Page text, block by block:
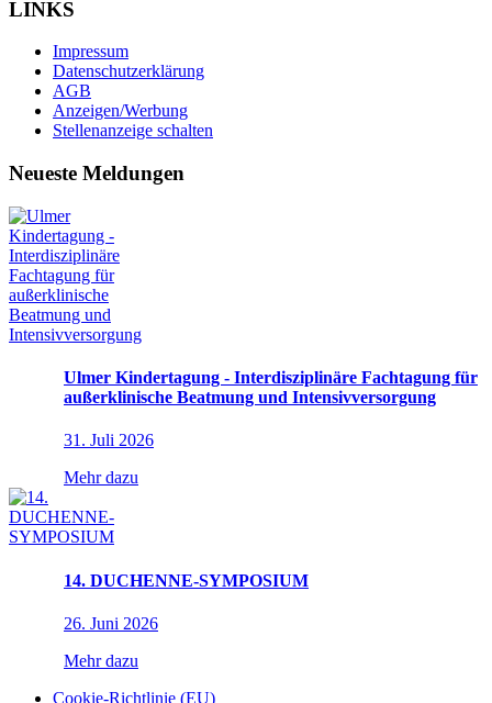
LINKS
Impressum
Datenschutzerklärung
AGB
Anzeigen/Werbung
Stellenanzeige schalten
Neueste Meldungen
Ulmer Kindertagung - Interdisziplinäre Fachtagung für
außerklinische Beatmung und Intensivversorgung
31. Juli 2026
Mehr dazu
14. DUCHENNE-SYMPOSIUM
26. Juni 2026
Mehr dazu
Cookie-Richtlinie (EU)